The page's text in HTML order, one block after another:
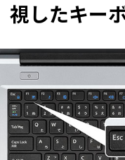
視したキー